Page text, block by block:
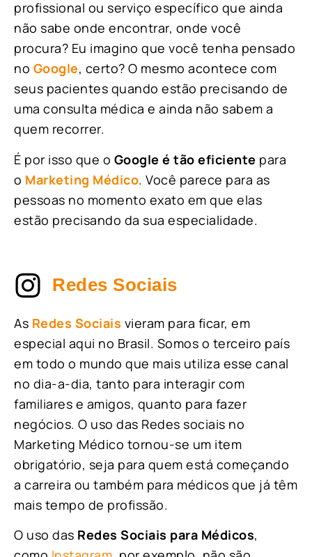
profissional ou serviço específico que ainda
não sabe onde encontrar, onde você
procura? Eu imagino que você tenha pensado
no Google, certo? O mesmo acontece com
seus pacientes quando estão precisando de
uma consulta médica e ainda não sabem a
quem recorrer.
É por isso que o Google é tão eficiente para
o Marketing Médico. Você parece para as
pessoas no momento exato em que elas
estão precisando da sua especialidade.
Redes Sociais
As Redes Sociais vieram para ficar, em
especial aqui no Brasil. Somos o terceiro país
em todo o mundo que mais utiliza esse canal
no dia-a-dia, tanto para interagir com
familiares e amigos, quanto para fazer
negócios. O uso das Redes sociais no
Marketing Médico tornou-se um item
obrigatório, seja para quem está começando
a carreira ou também para médicos que já têm
mais tempo de profissão.
O uso das Redes Sociais para Médicos,